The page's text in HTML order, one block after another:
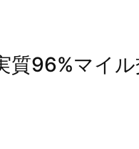
質96%マイ